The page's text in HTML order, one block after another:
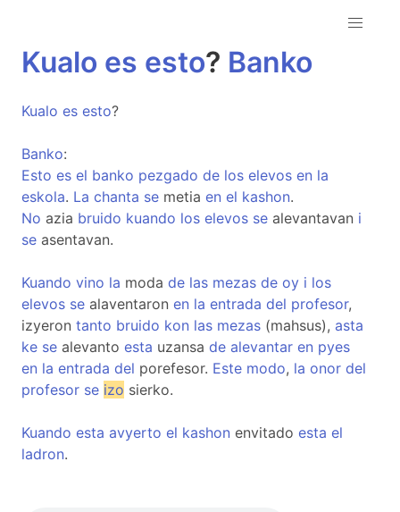
Kualo es esto? Banko
Kualo es esto?
Banko:
Esto es el banko pezgado de los elevos en la
eskola. La chanta se metia en el kashon.
No azia bruido kuando los elevos se alevantavan i
se asentavan.
Kuando vino la moda de las mezas de oy i los
elevos se alaventaron en la entrada del profesor,
izyeron tanto bruido kon las mezas (mahsus), asta
ke se alevanto esta uzansa de alevantar en pyes
en la entrada del porefesor. Este modo, la onor del
profesor se izo sierko.
Kuando esta avyerto el kashon envitado esta el
ladron.